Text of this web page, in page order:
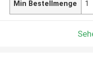
Min Bestellmenge 1